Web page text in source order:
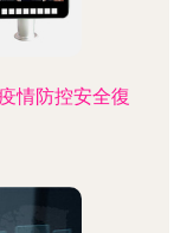
情防控安全復